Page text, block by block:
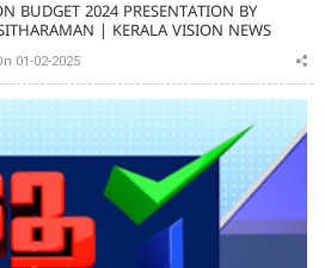
BUDGET 2024 PRESENTATION BY
| KERALA VISION NEWS
01-02-2025